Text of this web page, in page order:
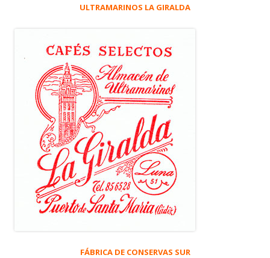
ULTRAMARINOS LA GIRALDA
FÁBRICA DE CONSERVAS SUR